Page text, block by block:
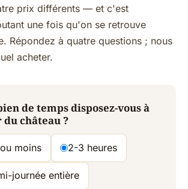
prix différents — et c'est
une fois qu'on se retrouve
Répondez à quatre questions ; nous
acheter.
de temps disposez-vous à
château ?
moins 2-3 heures
journée entière